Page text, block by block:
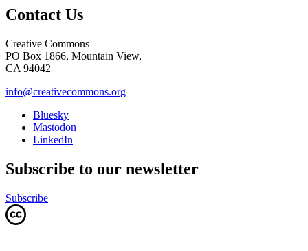
Contact Us
Creative Commons
PO Box 1866, Mountain View,
CA 94042
info@creativecommons.org
Bluesky
Mastodon
LinkedIn
Subscribe to our newsletter
Subscribe